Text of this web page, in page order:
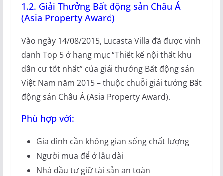
1.2. Giải Thưởng Bất động sản Châu Á
(Asia Property Award)
Vào ngày 14/08/2015, Lucasta Villa đã được vinh
danh Top 5 ở hạng mục “Thiết kế nội thất khu
dân cư tốt nhất” của giải thưởng Bất động sản
Việt Nam năm 2015 – thuộc chuỗi giải tưởng Bất
động sản Châu Á (Asia Property Award).
Phù hợp với:
Gia đình cần không gian sống chất lượng
Người mua để ở lâu dài
Nhà đầu tư giữ tài sản an toàn